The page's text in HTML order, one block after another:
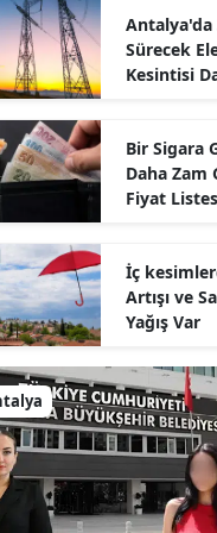
Antalya'da
Sürecek
Kesintisi
Bir Sigara
Daha Zam
Fiyat
İç
Artışı ve
Yağış Var